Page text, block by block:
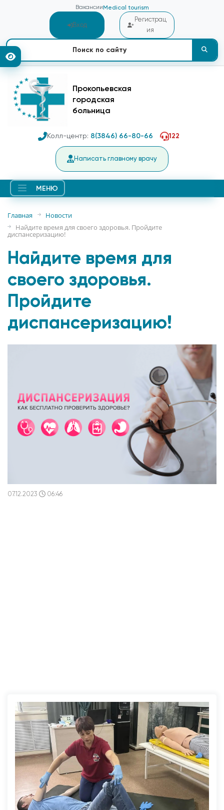
Вакансии Medical tourism
Вход
Регистрац
ия
Прокопьевская
городская
больница
Колл-центр: 8(3846) 66-80-66 122
Написать главному врачу
МЕНЮ
Главная
Новости
Найдите время для своего здоровья. Пройдите
диспансеризацию!
Найдите время для
своего здоровья.
Пройдите
диспансеризацию!
07.12.2023 06:46